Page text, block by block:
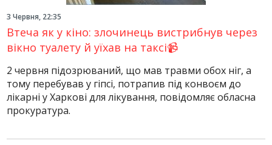
3 Червня, 22:35
Втеча як у кіно: злочинець вистрибнув через
вікно туалету й уїхав на таксі📹
2 червня підозрюваний, що мав травми обох ніг, а
тому перебував у гіпсі, потрапив під конвоєм до
лікарні у Харкові для лікування, повідомляє обласна
прокуратура.